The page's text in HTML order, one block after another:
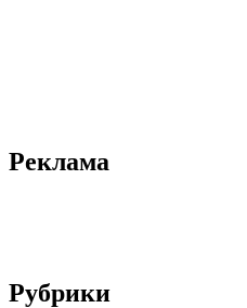
Реклама
Рубрики